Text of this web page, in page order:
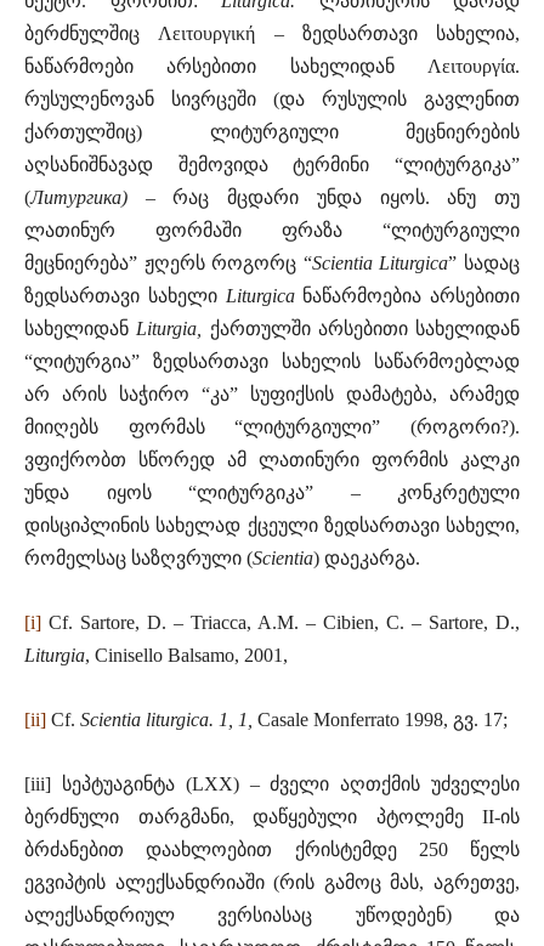
ბერძნულშიც Λειτουργική – ზედსართავი სახელია,
ნაწარმოები არსებითი სახელიდან Λειτουργία.
რუსულენოვან სივრცეში (და რუსულის გავლენით
ქართულშიც) ლიტურგიული მეცნიერების
აღსანიშნავად შემოვიდა ტერმინი “ლიტურგიკა”
(Литургика) – რაც მცდარი უნდა იყოს. ანუ თუ
ლათინურ ფორმაში ფრაზა “ლიტურგიული
მეცნიერება” ჟღერს როგორც “Scientia Liturgica” სადაც
ზედსართავი სახელი Liturgica ნაწარმოებია არსებითი
სახელიდან Liturgia, ქართულში არსებითი სახელიდან
“ლიტურგია” ზედსართავი სახელის საწარმოებლად
არ არის საჭირო “კა” სუფიქსის დამატება, არამედ
მიიღებს ფორმას “ლიტურგიული” (როგორი?).
ვფიქრობთ სწორედ ამ ლათინური ფორმის კალკი
უნდა იყოს “ლიტურგიკა” – კონკრეტული
დისციპლინის სახელად ქცეული ზედსართავი სახელი,
რომელსაც საზღვრული (Scientia) დაეკარგა.
[i] Cf. Sartore, D. – Triacca, A.M. – Cibien, C. – Sartore, D.,
Liturgia, Cinisello Balsamo, 2001,
[ii] Cf. Scientia liturgica. 1, 1, Casale Monferrato 1998, გვ. 17;
[iii] სეპტუაგინტა (LXX) – ძველი აღთქმის უძველესი
ბერძნული თარგმანი, დაწყებული პტოლემე II-ის
ბრძანებით დაახლოებით ქრისტემდე 250 წელს
ეგვიპტის ალექსანდრიაში (რის გამოც მას, აგრეთვე,
ალექსანდრიულ ვერსიასაც უწოდებენ) და